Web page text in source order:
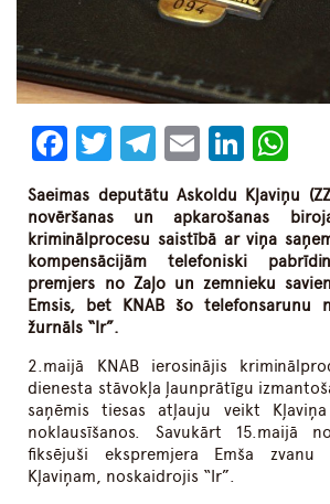
Facebook
Twitter
Telegram
Email
Saeimas deputātu Askoldu Kļaviņu
novēršanas un apkarošanas
kriminālprocesu saistībā ar viņa
kompensācijām telefoniski
premjers no Zaļo un zemnieku
Emsis, bet KNAB šo telefonsarunu
žurnāls “Ir”.
2.maijā KNAB ierosinājis
dienesta stāvokļa ļaunprātīgu
saņēmis tiesas atļauju veikt
noklausīšanos. Savukārt 15.maijā
fiksējuši ekspremjera Emša zvanu
Kļaviņam, noskaidrojis “Ir”.